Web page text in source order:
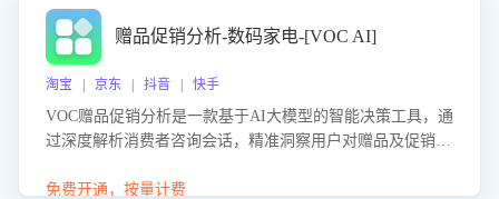
赠品促销分析-数码家电-[VOC AI]
淘宝 | 京东 | 抖音 | 快手
VOC赠品促销分析是一款基于AI大模型的智能决策工具，通
过深度解析消费者咨询会话，精准洞察用户对赠品及促销政
销诉求，帮助企业制定个性化赠品组合策略，优化资源投放
免费开通，按量计费